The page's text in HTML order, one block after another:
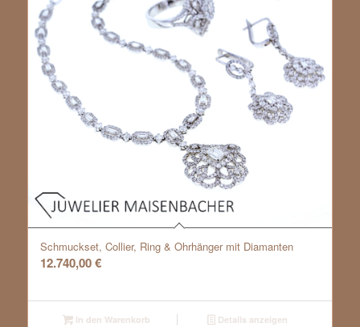
Schmuckset, Collier, Ring & Ohrhänger mit Diamanten
12.740,00€
In den Warenkorb Details anzeigen